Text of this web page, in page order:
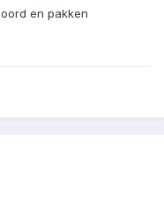
en pakken